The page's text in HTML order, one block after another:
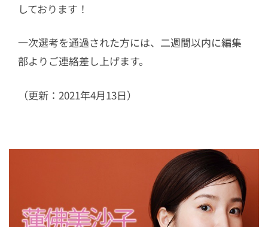
しております！
一次選考を通過された方には、二週間以内に編集
部よりご連絡差し上げます。
（更新：2021年4月13日）